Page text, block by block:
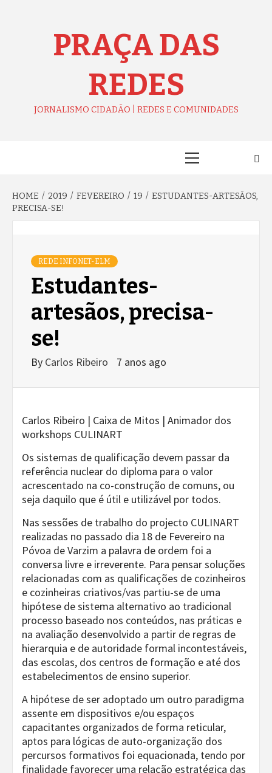
PRAÇA DAS
REDES
JORNALISMO CIDADÃO | REDES E COMUNIDADES
HOME 2019 FEVEREIRO 19
ESTUDANTES-ARTESÃOS,
PRECISA-SE!
REDE INFONET-ELM
Estudantes-
artesãos, precisa-
se!
By Carlos Ribeiro 7 anos ago
Carlos Ribeiro | Caixa de Mitos | Animador dos
workshops CULINART
Os sistemas de qualificação devem passar da
referência nuclear do diploma para o valor
acrescentado na co-construção de comuns, ou
seja daquilo que é útil e utilizável por todos.
Nas sessões de trabalho do projecto CULINART
realizadas no passado dia 18 de Fevereiro na
Póvoa de Varzim a palavra de ordem foi a
conversa livre e irreverente. Para pensar soluções
relacionadas com as qualificações de cozinheiros
e cozinheiras criativos/vas partiu-se de uma
hipótese de sistema alternativo ao tradicional
processo baseado nos conteúdos, nas práticas e
na avaliação desenvolvido a partir de regras de
hierarquia e de autoridade formal incontestáveis,
das escolas, dos centros de formação e até dos
estabelecimentos de ensino superior.
A hipótese de ser adoptado um outro paradigma
assente em dispositivos e/ou espaços
capacitantes organizados de forma reticular,
aptos para lógicas de auto-organização dos
percursos formativos foi equacionada, tendo por
finalidade favorecer uma relação estratégica das